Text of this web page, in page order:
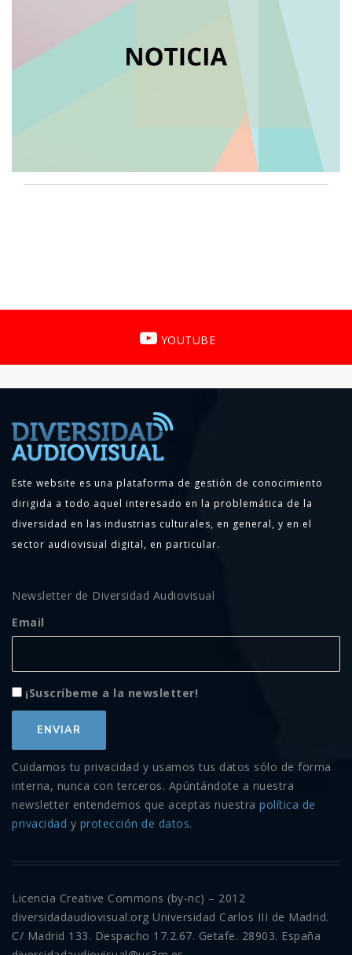
YOUTUBE
Este website es una plataforma de gestión de conocimiento
dirigida a todo aquel interesado en la problemática de la
diversidad en las industrias culturales, en general, y en el
sector audiovisual digital, en particular.
Newsletter de Diversidad Audiovisual
Email
¡Suscríbeme a la newsletter!
Cuidamos tu privacidad y usamos tus datos sólo de forma
interna, nunca con terceros. Apúntándote a nuestra
newsletter entendemos que aceptas nuestra política de
privacidad y protección de datos.
Licencia Creative Commons (by-nc) – 2012
diversidadaudiovisual.org Universidad Carlos III de Madrid.
C/ Madrid 133. Despacho 17.2.67. Getafe. 28903. España